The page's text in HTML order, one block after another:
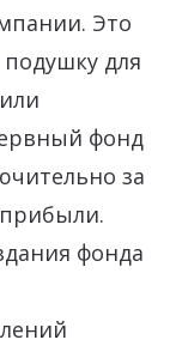
Это
для
фонд
за
фонда